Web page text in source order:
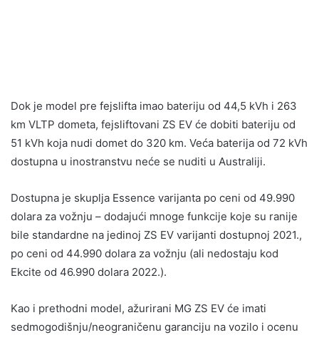
Dok je model pre fejslifta imao bateriju od 44,5 kVh i 263
km VLTP dometa, fejsliftovani ZS EV će dobiti bateriju od
51 kVh koja nudi domet do 320 km. Veća baterija od 72 kVh
dostupna u inostranstvu neće se nuditi u Australiji.
Dostupna je skuplja Essence varijanta po ceni od 49.990
dolara za vožnju – dodajući mnoge funkcije koje su ranije
bile standardne na jedinoj ZS EV varijanti dostupnoj 2021.,
po ceni od 44.990 dolara za vožnju (ali nedostaju kod
Ekcite od 46.990 dolara 2022.).
Kao i prethodni model, ažurirani MG ZS EV će imati
sedmogodišnju/neograničenu garanciju na vozilo i ocenu